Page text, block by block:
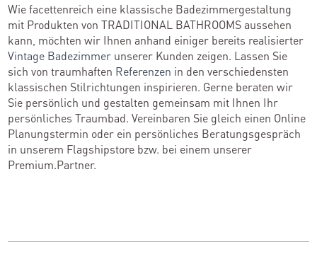
Wie facettenreich eine klassische Badezimmergestaltung
mit Produkten von TRADITIONAL BATHROOMS aussehen
kann, möchten wir Ihnen anhand einiger bereits realisierter
Vintage Badezimmer unserer Kunden zeigen. Lassen Sie
sich von traumhaften Referenzen in den verschiedensten
klassischen Stilrichtungen inspirieren. Gerne beraten wir
Sie persönlich und gestalten gemeinsam mit Ihnen Ihr
persönliches Traumbad. Vereinbaren Sie gleich einen Online
Planungstermin oder ein persönliches Beratungsgespräch
in unserem Flagshipstore bzw. bei einem unserer
Premium.Partner.